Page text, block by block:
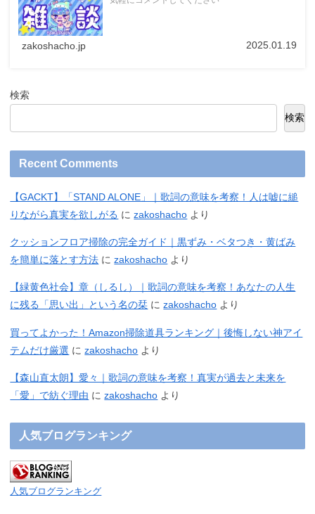
zakoshacho.jp 2025.01.19
検索
検索
Recent Comments
【GACKT】「STAND ALONE」｜歌詞の意味を考察！人は嘘に縋
りながら真実を欲しがる にzakoshacho より
クッションフロア掃除の完全ガイド｜黒ずみ・ベタつき・黄ばみ
を簡単に落とす方法 にzakoshacho より
【緑黄色社会】章（しるし）｜歌詞の意味を考察！あなたの人生
に残る「思い出」という名の栞 にzakoshacho より
買ってよかった！Amazon掃除道具ランキング｜後悔しない神アイ
テムだけ厳選 にzakoshacho より
【森山直太朗】愛々｜歌詞の意味を考察！真実が過去と未来を
「愛」で紡ぐ理由 にzakoshacho より
人気ブログランキング
人気ブログランキング